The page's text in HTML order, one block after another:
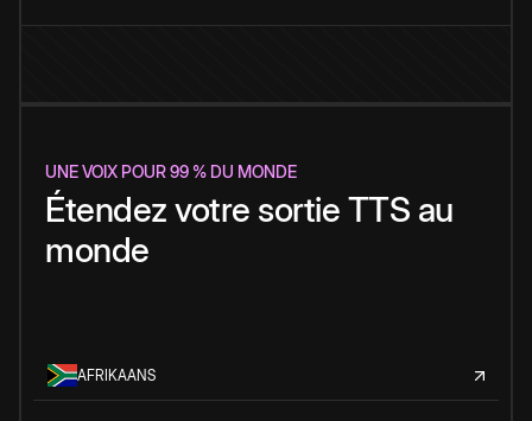
UNE VOIX POUR 99 % DU MONDE
Étendez votre sortie TTS au
monde
AFRIKAANS